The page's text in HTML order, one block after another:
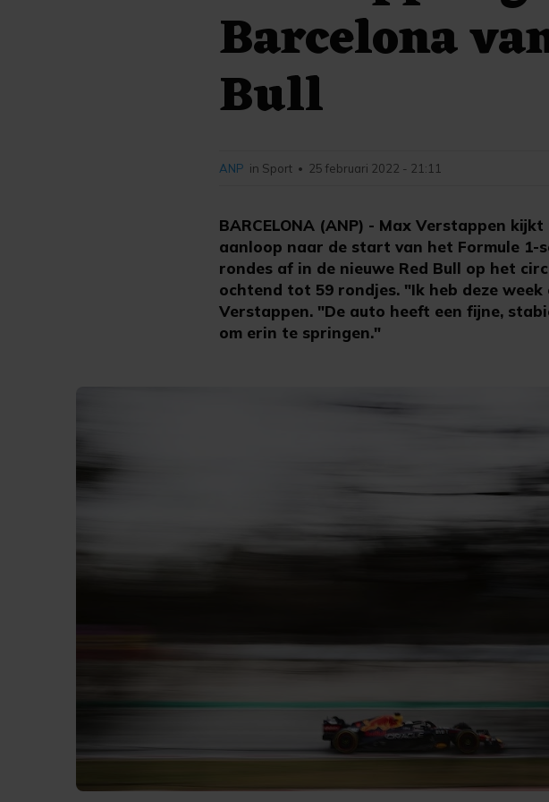
Barcelona
Bull
BARCELONA (ANP) - Max Verstappen
aanloop naar de start van het Formule 1-
rondes af in de nieuwe Red Bull op het
ochtend tot 59 rondjes. "Ik heb deze
Verstappen. "De auto heeft een fijne,
om erin te springen."
ANP in Sport • 25 februari 2022 - 21:11